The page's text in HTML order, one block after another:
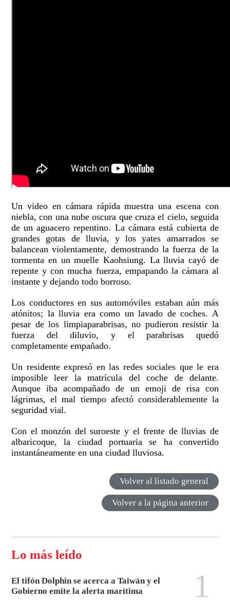
Un video en cámara rápida muestra una escena con
niebla, con una nube oscura que cruza el cielo, seguida
de un aguacero repentino. La cámara está cubierta de
grandes gotas de lluvia, y los yates amarrados se
balancean violentamente, demostrando la fuerza de la
tormenta en un muelle Kaohsiung. La lluvia cayó de
repente y con mucha fuerza, empapando la cámara al
instante y dejando todo borroso.
Los conductores en sus automóviles estaban aún más
atónitos; la lluvia era como un lavado de coches. A
pesar de los limpiaparabrisas, no pudieron resistir la
fuerza del diluvio, y el parabrisas quedó
completamente empañado.
Un residente expresó en las redes sociales que le era
imposible leer la matrícula del coche de delante.
Aunque iba acompañado de un emoji de risa con
lágrimas, el mal tiempo afectó considerablemente la
seguridad vial.
Con el monzón del suroeste y el frente de lluvias de
albaricoque, la ciudad portuaria se ha convertido
instantáneamente en una ciudad lluviosa.
Volver al listado general
Volver a la página anterior
Lo más leído
El tifón Dolphin se acerca a Taiwán y el
Gobierno emite la alerta marítima
1